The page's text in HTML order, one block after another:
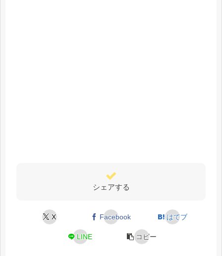
シェアする
X Facebook はてブ
LINE コピー